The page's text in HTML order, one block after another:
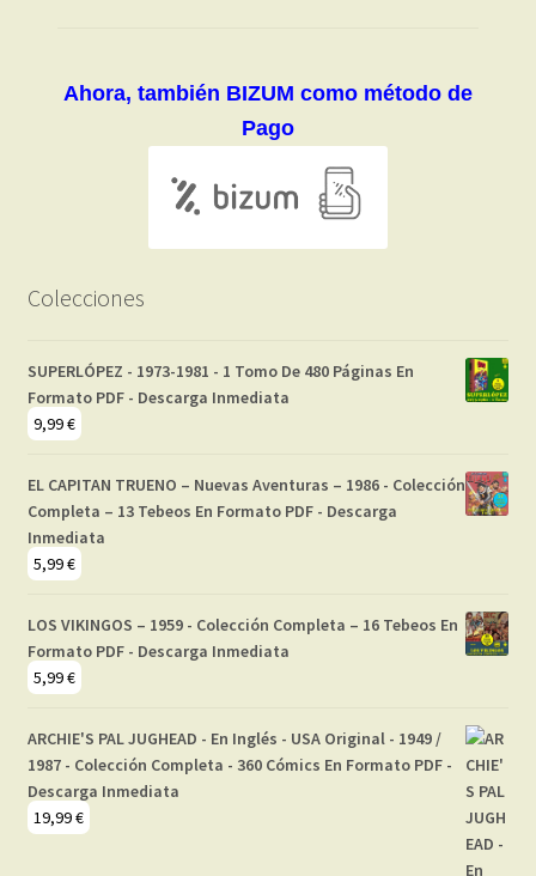
Ahora, también BIZUM como método de
Pago
Colecciones
SUPERLÓPEZ - 1973-1981 - 1 Tomo De 480 Páginas En
Formato PDF - Descarga Inmediata
9,99€
EL CAPITAN TRUENO – Nuevas Aventuras – 1986 - Colección
Completa – 13 Tebeos En Formato PDF - Descarga
Inmediata
5,99€
LOS VIKINGOS – 1959 - Colección Completa – 16 Tebeos En
Formato PDF - Descarga Inmediata
5,99€
ARCHIE'S PAL JUGHEAD - En Inglés - USA Original - 1949 /
1987 - Colección Completa - 360 Cómics En Formato PDF -
Descarga Inmediata
19,99€